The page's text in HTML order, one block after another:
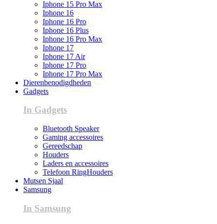
Iphone 15 Pro Max
Iphone 16
Iphone 16 Pro
Iphone 16 Plus
Iphone 16 Pro Max
Iphone 17
Iphone 17 Air
Iphone 17 Pro
Iphone 17 Pro Max
Dierenbenodigdheden
Gadgets
In Gadgets
Bluetooth Speaker
Gaming accessoires
Gereedschap
Houders
Laders en accessoires
Telefoon RingHouders
Mutsen Sjaal
Samsung
In Samsung